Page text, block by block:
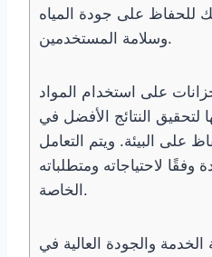
للحفاظ على جودة المياه
وسلامة المستخدمين.
على استخدام المواد
لتحقيق النتائج الأفضل في
على البيئة. ويتم التعامل
لاحتياجاته ومتطلباته
الخاصة.
والجودة العالية في